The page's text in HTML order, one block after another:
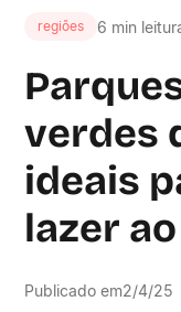
regiões 6 min
verdes
ideais
lazer
Publicado em2/4/25